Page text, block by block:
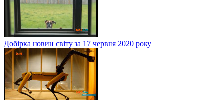
Добірка новин світу за 17 червня 2020 року